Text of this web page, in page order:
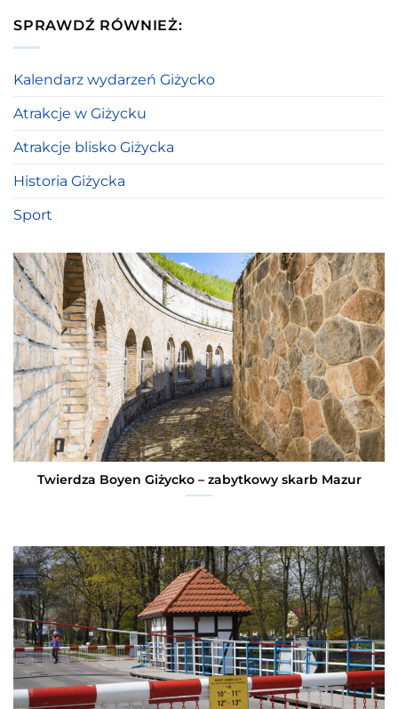
SPRAWDŹ RÓWNIEŻ:
Kalendarz wydarzeń Giżycko
Atrakcje w Giżycku
Atrakcje blisko Giżycka
Historia Giżycka
Sport
Twierdza Boyen Giżycko – zabytkowy skarb Mazur